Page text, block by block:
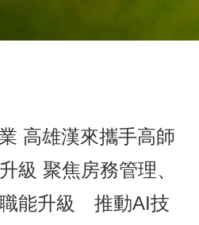
高雄漢來攜手高師
級 聚焦房務管理、
能升級 推動AI技